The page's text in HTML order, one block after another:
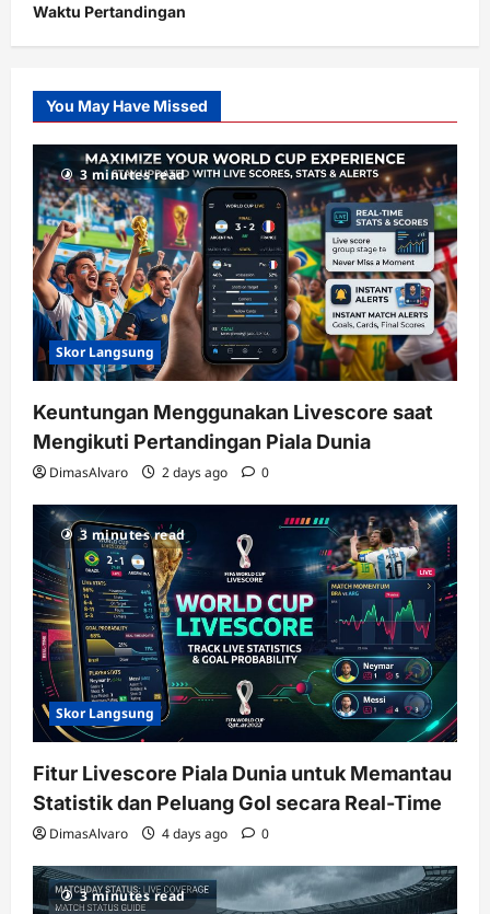
Waktu Pertandingan
Slot
Gacor
RTP
terupdate
You May Have Missed
3 minutes read
Skor Langsung
Keuntungan Menggunakan Livescore saat
Mengikuti Pertandingan Piala Dunia
DimasAlvaro 2 days ago 0
3 minutes read
Skor Langsung
Fitur Livescore Piala Dunia untuk Memantau
Statistik dan Peluang Gol secara Real-Time
DimasAlvaro 4 days ago 0
3 minutes read